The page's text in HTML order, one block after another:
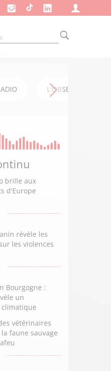
L'OBSERVATOIRE
brille aux
d'Europe
révèle les
les violences
Bourgogne :
un
vétérinaires
faune sauvage